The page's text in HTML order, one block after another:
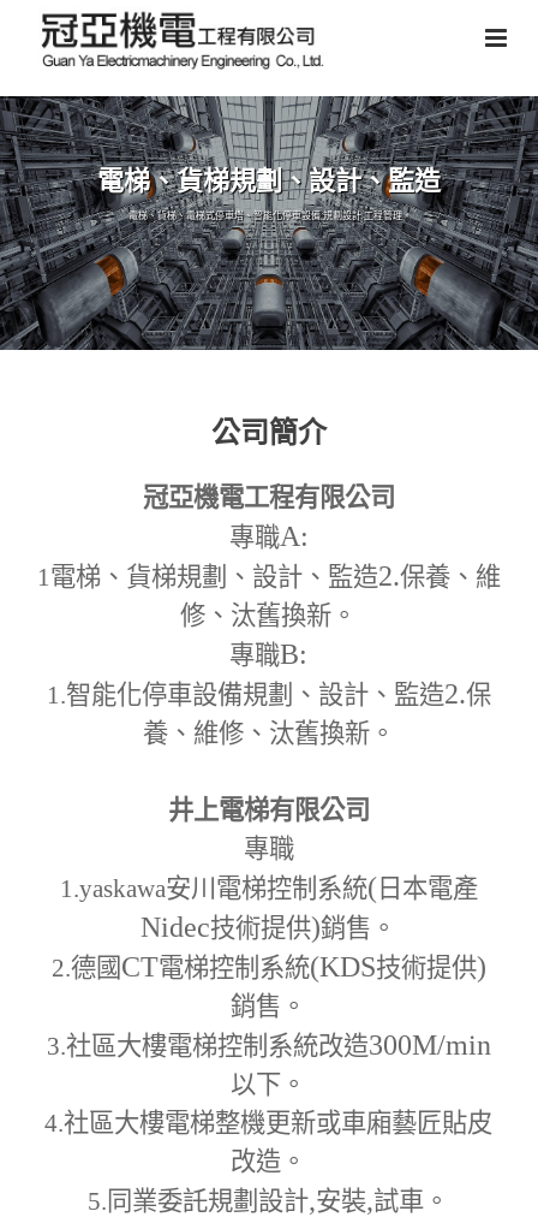
電梯、貨梯規劃、設計、監造
電梯、貨梯、電梯式停車塔、智能化停車設備,規劃設計,工程管理。
公司簡介
冠亞機電工程有限公司
專職A:
1電梯、貨梯規劃、設計、監造2.保養、維
修、汰舊換新。
專職B:
1.智能化停車設備規劃、設計、監造2.保
養、維修、汰舊換新。
井上電梯有限公司
專職
1.yaskawa安川電梯控制系統( 日本電產
Nidec技術提供)銷售。
2.德國 CT電梯控制系統(KDS技術提供)
銷售。
3.社區大樓電梯控制系統改造300M/min
以下。
4.社區大樓電梯整機更新或車廂藝匠貼皮
改造。
5. 同業委託規劃設計,安裝,試車。